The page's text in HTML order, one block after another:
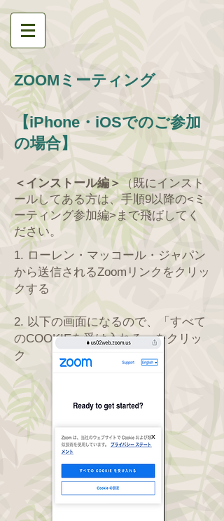
ZOOMミーティング
【iPhone・iOSでのご参加
の場合】
＜インストール編＞（既にインスト
ールしてある方は、手順9以降の<ミ
ーティング参加編>まで飛ばしてく
ださい。
1. ローレン・マッコール・ジャパン
から送信されるZoomリンクをクリッ
クする
​​2. 以下の画面になるので、「すべて
のCOOKIEを受け入れる」をクリッ
ク